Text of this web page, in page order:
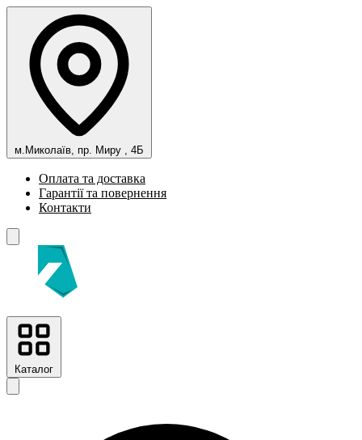
м.Миколаїв, пр. Миру , 4Б
Оплата та доставка
Гарантії та повернення
Контакти
Каталог